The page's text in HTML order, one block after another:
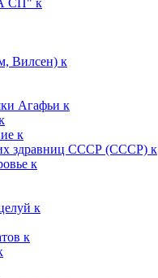
СП" к
Вилсен) к
Агафьи к
к
здравниц СССР (СССР) к
к
к
к